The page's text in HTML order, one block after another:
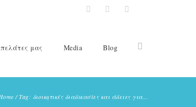
μας Media Blog
/Tag: διοικητικές διαδικασίες και άδειες για...